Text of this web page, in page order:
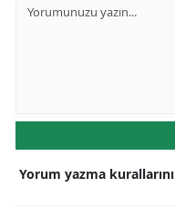
Yorum yazma kurallarını